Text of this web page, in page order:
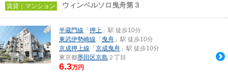
賃貸｜マンション ウィンベルソロ曳舟第３
半蔵門線 「 押上 」駅 徒歩10分
東武伊勢崎線 「 曳舟 」駅 徒歩10分
京成押上線 「 京成曳舟 」駅 徒歩10分
東京都墨田区京島 ２丁目
6.3万円